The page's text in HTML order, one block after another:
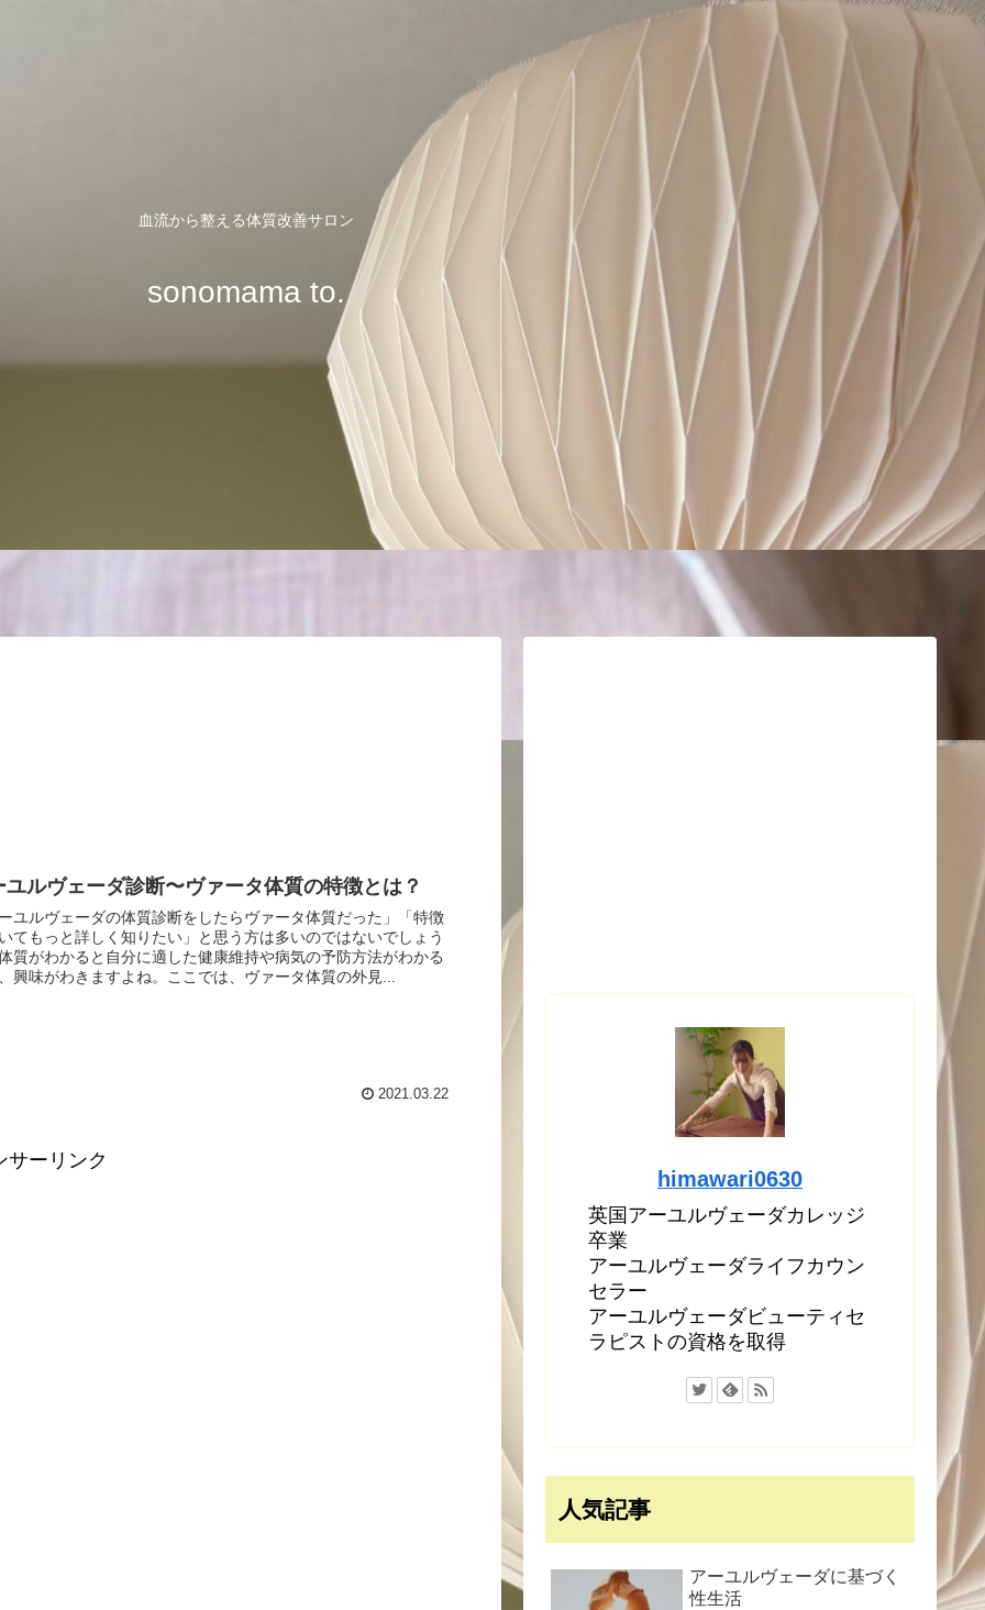
血流から整える体質改善サロン
sonomama to.
ユルヴェーダ診断〜ヴァータ体質の特徴とは？
ユルヴェーダの体質診断をしたらヴァータ体質だった」「特徴
てもっと詳しく知りたい」と思う方は多いのではないでしょう
質がわかると自分に適した健康維持や病気の予防方法がわかる
興味がわきますよね。ここでは、ヴァータ体質の外見...
2021.03.22
サーリンク
himawari0630
英国アーユルヴェーダカレッジ
卒業
アーユルヴェーダライフカウン
セラー
アーユルヴェーダビューティセ
ラピストの資格を取得
人気記事
アーユルヴェーダに基づく
性生活